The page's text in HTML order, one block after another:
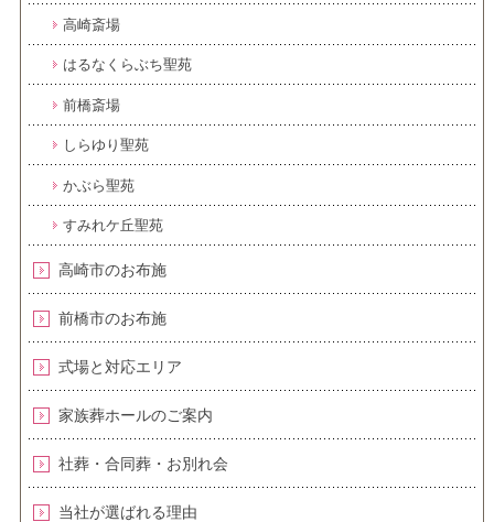
高崎斎場
はるなくらぶち聖苑
前橋斎場
しらゆり聖苑
かぶら聖苑
すみれケ丘聖苑
高崎市のお布施
前橋市のお布施
式場と対応エリア
家族葬ホールのご案内
社葬・合同葬・お別れ会
当社が選ばれる理由